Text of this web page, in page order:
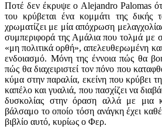
Ποτέ δεν έκρυψε ο Alejandro Palomas
του κρύβεται ένα κομμάτι της δικής
χρωματίζει με μία απόχρωση
συμπεριφορά της Αμάλια που τολμά με
«μη πολιτικά ορθή», απελευθερωμένη
ενδοιασμό. Μόνη της έννοια πώς θα
πώς θα διαχειριστεί τον πόνο που
κύμα στην παραλία, εκείνη που κρύβει
καπέλο και γυαλιά, που πασχίζει να
δυσκολίας στην όραση αλλά με μια
βάλσαμο το οποίο τόση ανάγκη έχει
βιβλίο αυτό, κυρίως ο Φερ.